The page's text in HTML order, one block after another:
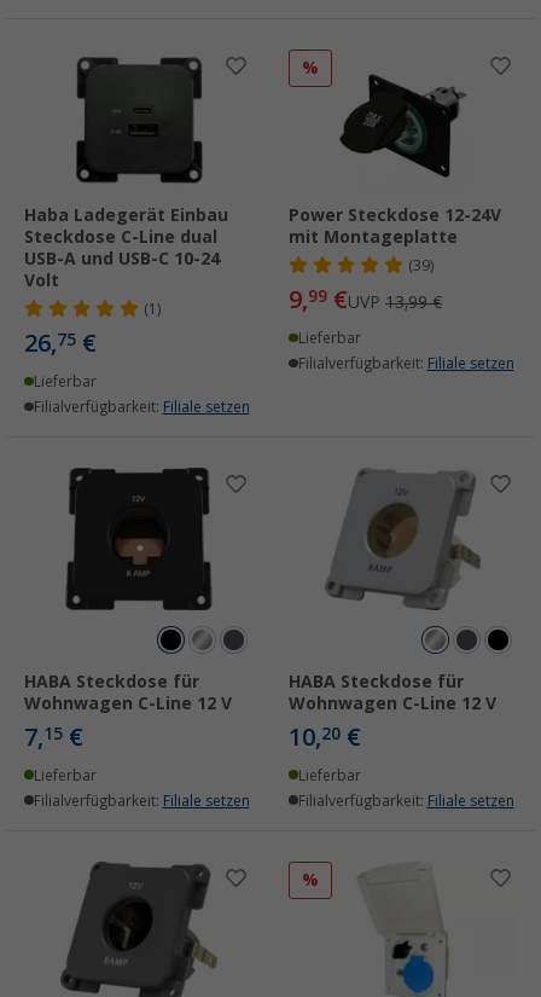
Haba Ladegerät Einbau
Steckdose C-Line dual
USB-A und USB-C 10-24
Volt
(1)
26,75 €
Lieferbar
Filialverfügbarkeit: Filiale setzen
%
Power Steckdose 12-24V
mit Montageplatte
(39)
9,99 €UVP 13,99 €
Lieferbar
Filialverfügbarkeit: Filiale setzen
HABA Steckdose für
Wohnwagen C-Line 12 V
7,15 €
Lieferbar
Filialverfügbarkeit: Filiale setzen
HABA Steckdose für
Wohnwagen C-Line 12 V
10,20 €
Lieferbar
Filialverfügbarkeit: Filiale setzen
%